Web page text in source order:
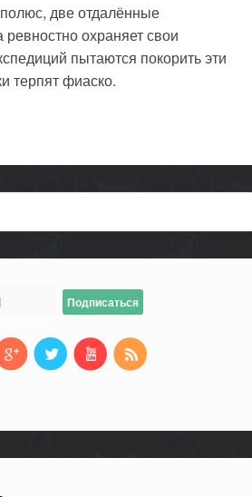
две отдалённые
охраняет свои
пытаются покорить эти
терпят фиаско.